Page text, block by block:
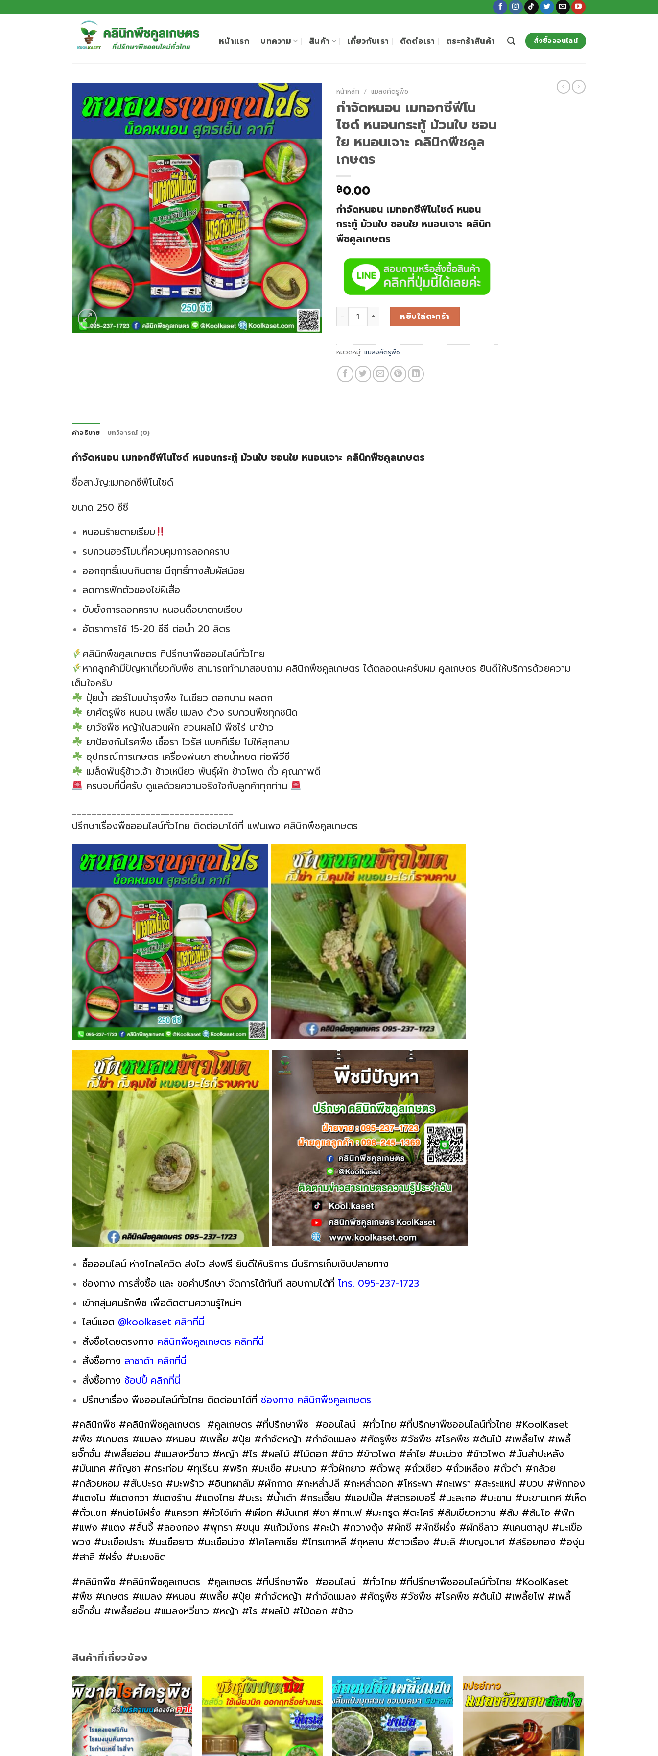
หน้าแรก บทความ สินค้า เกี่ยวกับเรา ติดต่อเรา ตระกร้าสินค้า สั่งซื้อออนไลน์
หน้าหลัก / แมลงศัตรูพืช
กำจัดหนอน เมทอกซีฟีโน
ไซด์ หนอนกระทู้ ม้วนใบ ชอน
ใย หนอนเจาะ คลินิกพืชคูล
เกษตร
฿0.00
กำจัดหนอน เมทอกซีฟีโนไซด์ หนอน
กระทู้ ม้วนใบ ชอนใย หนอนเจาะ คลินิก
พืชคูลเกษตร
หยิบใส่ตะกร้า
หมวดหมู่: แมลงศัตรูพืช
คำอธิบาย บทวิจารณ์ (0)
กำจัดหนอน เมทอกซีฟีโนไซด์ หนอนกระทู้ ม้วนใบ ชอนใย หนอนเจาะ คลินิกพืชคูลเกษตร
ชื่อสามัญ:เมทอกซีฟีโนไซด์
ขนาด 250 ซีซี
หนอนร้ายตายเรียบ
รบกวนฮอร์โมนที่ควบคุมการลอกคราบ
ออกฤทธิ์แบบกินตาย มีฤทธิ์ทางสัมผัสน้อย
ลดการฟักตัวของไข่ผีเสื้อ
ยับยั้งการลอกคราบ หนอนดื้อยาตายเรียบ
อัตราการใช้ 15-20 ซีซี ต่อน้ำ 20 ลิตร
คลินิกพืชคูลเกษตร ที่ปรึกษาพืชออนไลน์ทั่วไทย
หากลูกค้ามีปัญหาเกี่ยวกับพืช สามารถทักมาสอบถาม คลินิกพืชคูลเกษตร ได้ตลอดนะครับผม คูลเกษตร ยินดีให้บริการด้วยความ
เต็มใจครับ
ปุ๋ยน้ำ ฮอร์โมนบำรุงพืช ใบเขียว ดอกบาน ผลดก
ยาศัตรูพืช หนอน เพลี้ย แมลง ด้วง รบกวนพืชทุกชนิด
ยาวัชพืช หญ้าในสวนผัก สวนผลไม้ พืชไร่ นาข้าว
ยาป้องกันโรคพืช เชื้อรา ไวรัส แบคทีเรีย ไม่ให้ลุกลาม
อุปกรณ์การเกษตร เครื่องพ่นยา สายน้ำหยด ท่อพีวีซี
เมล็ดพันธุ์ข้าวเจ้า ข้าวเหนียว พันธุ์ผัก ข้าวโพด ถั่ว คุณภาพดี
ครบจบที่นี่ครับ ดูแลด้วยความจริงใจกับลูกค้าทุกท่าน
_________________________________
ปรึกษาเรื่องพืชออนไลน์ทั่วไทย ติดต่อมาได้ที่ แฟนเพจ คลินิกพืชคูลเกษตร
ซื้อออนไลน์ ห่างไกลโควิด ส่งไว ส่งฟรี ยินดีให้บริการ มีบริการเก็บเงินปลายทาง
ช่องทาง การสั่งซื้อ และ ขอคำปรึกษา จัดการได้ทันที สอบถามได้ที่ โทร. 095-237-1723
เข้ากลุ่มคนรักพืช เพื่อติดตามความรู้ใหม่ๆ
ไลน์แอด @koolkaset คลิกที่นี่
สั่งซื้อโดยตรงทาง คลินิกพืชคูลเกษตร คลิกที่นี่
สั่งซื้อทาง ลาซาด้า คลิกที่นี่
สั่งซื้อทาง ช้อปปี้ คลิกที่นี่
ปรึกษาเรื่อง พืชออนไลน์ทั่วไทย ติดต่อมาได้ที่ ช่องทาง คลินิกพืชคูลเกษตร
#คลินิกพืช #คลินิกพืชคูลเกษตร #คูลเกษตร #ที่ปรึกษาพืช #ออนไลน์ #ทั่วไทย #ที่ปรึกษาพืชออนไลน์ทั่วไทย #KoolKaset
#พืช #เกษตร #แมลง #หนอน #เพลี้ย #ปุ๋ย #กำจัดหญ้า #กำจัดแมลง #ศัตรูพืช #วัชพืช #โรคพืช #ต้นไม้ #เพลี้ยไฟ #เพลี้
ยจั๊กจั่น #เพลี้ยอ่อน #แมลงหวี่ขาว #หญ้า #ไร #ผลไม้ #ไม้ดอก #ข้าว #ข้าวโพด #ลำไย #มะม่วง #ข้าวโพด #มันสำปะหลัง
#มันเทศ #กัญชา #กระท่อม #ทุเรียน #พริก #มะเขือ #มะนาว #ถั่วฝักยาว #ถั่วพลู #ถั่วเขียว #ถั่วเหลือง #ถั่วดำ #กล้วย
#กล้วยหอม #สัปปะรด #มะพร้าว #อินทผาลัม #ผักกาด #กะหล่ำปลี #กะหล่ำดอก #โหระพา #กะเพรา #สะระแหน่ #บวบ #ฟักทอง
#แตงโม #แตงกวา #แตงร้าน #แตงไทย #มะระ #น้ำเต้า #กระเจี๊ยบ #แอปเปิ้ล #สตรอเบอรี่ #มะละกอ #มะขาม #มะขามเทศ #เห็ด
#ถั่วแขก #หน่อไม้ฝรั่ง #แครอท #หัวไช้เท้า #เผือก #มันเทศ #ชา #กาแฟ #มะกรูด #ตะไคร้ #ส้มเขียวหวาน #ส้ม #ส้มโอ #ฟัก
#แฟง #แตง #ลิ้นจี้ #ลองกอง #พุทรา #ขนุน #แก้วมังกร #คะน้า #กวางตุ้ง #ผักชี #ผักชีฝรั่ง #ผักชีลาว #แคนตาลูป #มะเขือ
พวง #มะเขือเปราะ #มะเขือยาว #มะเขือม่วง #โคโลคาเซีย #ไทรเกาหลี #กุหลาบ #ดาวเรือง #มะลิ #เบญจมาศ #สร้อยทอง #องุ่น
#สาลี่ #ฝรั่ง #มะยงชิด
#คลินิกพืช #คลินิกพืชคูลเกษตร #คูลเกษตร #ที่ปรึกษาพืช #ออนไลน์ #ทั่วไทย #ที่ปรึกษาพืชออนไลน์ทั่วไทย #KoolKaset
#พืช #เกษตร #แมลง #หนอน #เพลี้ย #ปุ๋ย #กำจัดหญ้า #กำจัดแมลง #ศัตรูพืช #วัชพืช #โรคพืช #ต้นไม้ #เพลี้ยไฟ #เพลี้
ยจั๊กจั่น #เพลี้ยอ่อน #แมลงหวี่ขาว #หญ้า #ไร #ผลไม้ #ไม้ดอก #ข้าว
สินค้าที่เกี่ยวข้อง